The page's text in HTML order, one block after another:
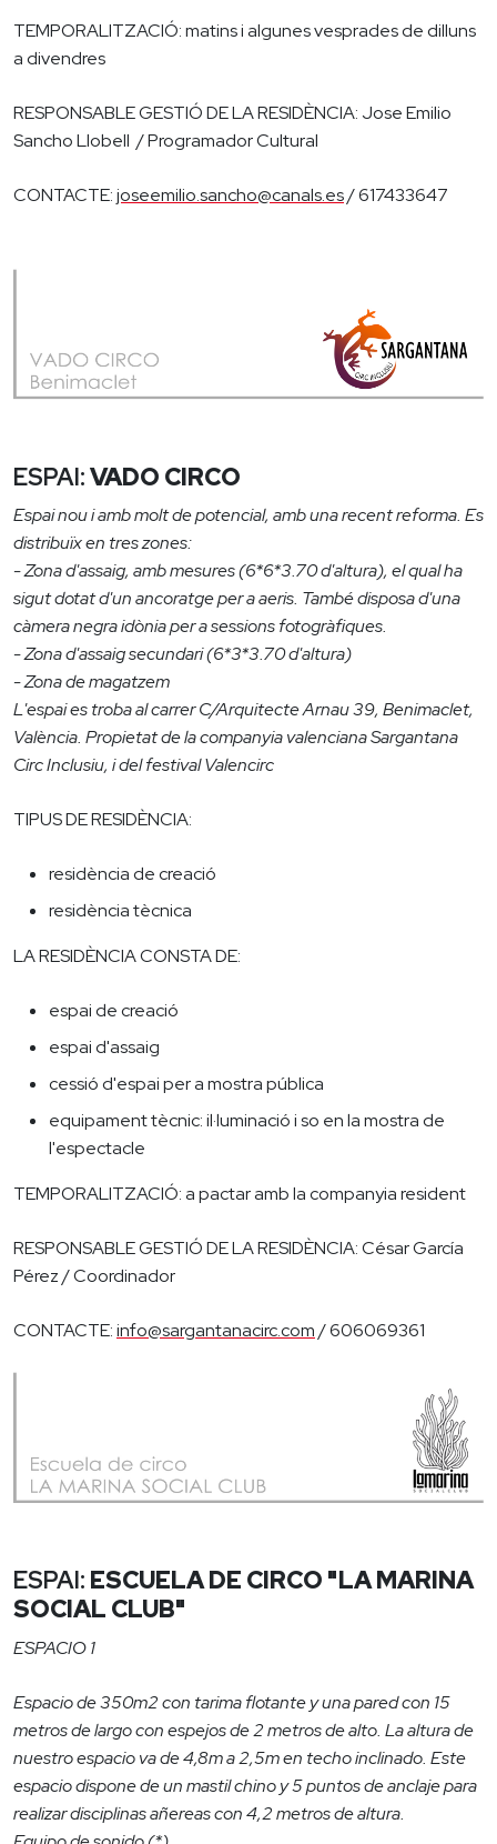
TEMPORALITZACIÓ: matins i algunes vesprades de dilluns
a divendres
RESPONSABLE GESTIÓ DE LA RESIDÈNCIA: Jose Emilio
Sancho Llobell / Programador Cultural
CONTACTE:joseemilio.sancho@canals.es/ 617433647
ESPAI:VADO CIRCO
Espai nou i amb molt de potencial, amb una recent reforma. Es
distribuïx en tres zones:
- Zona d'assaig, amb mesures (6*6*3.70 d'altura), el qual ha
sigut dotat d'un ancoratge per a aeris. També disposa d'una
càmera negra idònia per a sessions fotogràfiques.
- Zona d'assaig secundari (6*3*3.70 d'altura)
- Zona de magatzem
L'espai es troba al carrer C/Arquitecte Arnau 39, Benimaclet,
València. Propietat de la companyia valenciana Sargantana
Circ Inclusiu, i del festival Valencirc
TIPUS DE RESIDÈNCIA:
residència de creació
residència tècnica
LA RESIDÈNCIA CONSTA DE:
espai de creació
espai d'assaig
cessió d'espai per a mostra pública
equipament tècnic: il·luminació i so en la mostra de
l'espectacle
TEMPORALITZACIÓ: a pactar amb la companyia resident
RESPONSABLE GESTIÓ DE LA RESIDÈNCIA: César García
Pérez / Coordinador
CONTACTE:info@sargantanacirc.com/ 606069361
ESPAI: ESCUELA DE CIRCO "LA MARINA
SOCIAL CLUB"
ESPACIO 1
Espacio de 350m2 con tarima flotante y una pared con 15
metros de largo con espejos de 2 metros de alto. La altura de
nuestro espacio va de 4,8m a 2,5m en techo inclinado. Este
espacio dispone de un mastil chino y 5 puntos de anclaje para
realizar disciplinas añereas con 4,2 metros de altura.